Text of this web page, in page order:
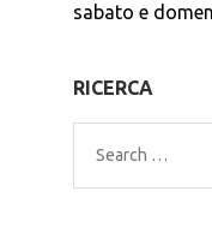
sabato e
RICERCA
Search
for: